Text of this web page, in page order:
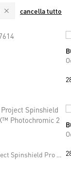
cancella tutto
Occhiali fotocromatici Rudy Project Spinshield Pro blu scuro con lenti ImpactX™ Photochromic 2 Laser Purple